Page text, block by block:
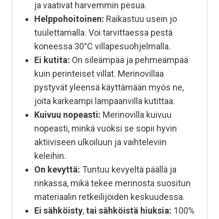
ja vaativat harvemmin pesua.
Helppohoitoinen: Raikastuu usein jo
tuulettamalla. Voi tarvittaessa pestä
koneessa 30°C villapesuohjelmalla.
Ei kutita: On sileämpää ja pehmeämpää
kuin perinteiset villat. Merinovillaa
pystyvät yleensä käyttämään myös ne,
joita karkeampi lampaanvilla kutittaa.
Kuivuu nopeasti: Merinovilla kuivuu
nopeasti, minkä vuoksi se sopii hyvin
aktiiviseen ulkoiluun ja vaihteleviin
keleihin.
On kevyttä: Tuntuu kevyeltä päällä ja
rinkassa, mikä tekee merinosta suositun
materiaalin retkeilijöiden keskuudessa.
Ei sähköisty,tai sähköistä hiuksia: 100%